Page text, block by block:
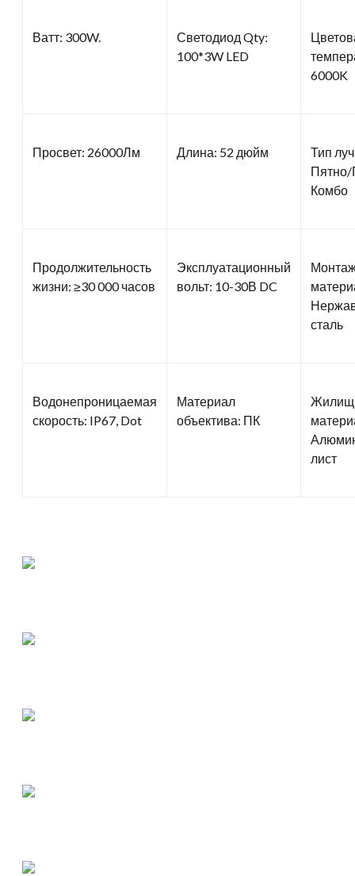
Ватт: 300W.
Светодиод Qty:
100*3W LED
6000K
Просвет: 26000Лм Длина: 52 дюйм
Тип
Комбо
Продолжительность
жизни: ≥30 000 часов
Эксплуатационный
вольт: 10-30В DC
сталь
Водонепроницаемая
скорость: IP67, Dot
Материал
объектива: ПК
лист